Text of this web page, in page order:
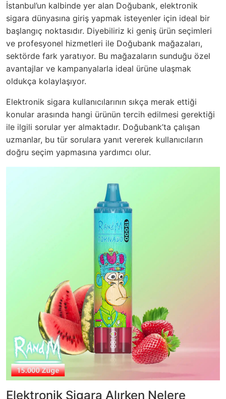
İstanbul’un kalbinde yer alan Doğubank, elektronik
sigara dünyasına giriş yapmak isteyenler için ideal bir
başlangıç noktasıdır. Diyebiliriz ki geniş ürün seçimleri
ve profesyonel hizmetleri ile Doğubank mağazaları,
sektörde fark yaratıyor. Bu mağazaların sunduğu özel
avantajlar ve kampanyalarla ideal ürüne ulaşmak
oldukça kolaylaşıyor.
Elektronik sigara kullanıcılarının sıkça merak ettiği
konular arasında hangi ürünün tercih edilmesi gerektiği
ile ilgili sorular yer almaktadır. Doğubank’ta çalışan
uzmanlar, bu tür sorulara yanıt vererek kullanıcıların
doğru seçim yapmasına yardımcı olur.
Elektronik Sigara Alırken Nelere